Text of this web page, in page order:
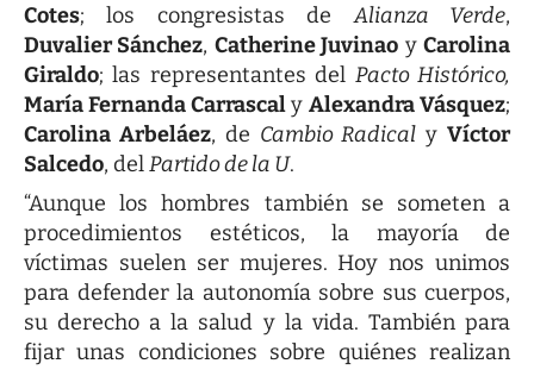
Cotes; los congresistas deAlianza Verde,
Duvalier Sánchez, Catherine Juvinao yCarolina
Giraldo; las representantes del Pacto Histórico,
María Fernanda CarrascalyAlexandra Vásquez;
Carolina Arbeláez, de Cambio Radical yVíctor
Salcedo, delPartido de la U.
“Aunque los hombres también se someten a
procedimientos estéticos, la mayoría de
víctimas suelen ser mujeres. Hoy nos unimos
para defender la autonomía sobre sus cuerpos,
su derecho a la salud y la vida. También para
fijar unas condiciones sobre quiénes realizan